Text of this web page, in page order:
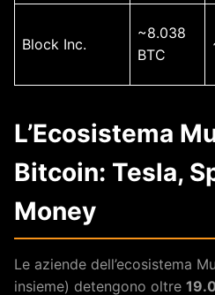
Block Inc.
~8.038
BTC
L’Ecosistema
Bitcoin: Tesla,
Money
Le aziende dell’ecosistema
insieme) detengono oltre